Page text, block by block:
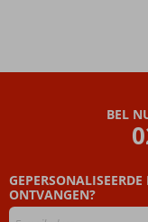
BEL
ONTVANGEN?